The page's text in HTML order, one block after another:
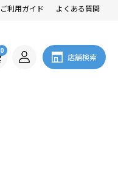
ご利用ガイド よくある質問
0
店舗検索